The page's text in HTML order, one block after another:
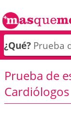
¿Qué?
Prueba de
Cardiólogos